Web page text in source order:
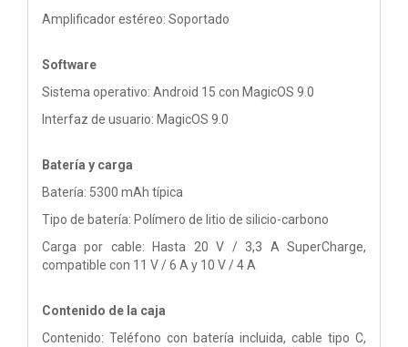
Amplificador estéreo: Soportado
Software
Sistema operativo: Android 15 con MagicOS 9.0
Interfaz de usuario: MagicOS 9.0
Batería y carga
Batería: 5300 mAh típica
Tipo de batería: Polímero de litio de silicio-carbono
Carga por cable: Hasta 20 V / 3,3 A SuperCharge,
compatible con 11 V / 6 A y 10 V / 4 A
Contenido de la caja
Contenido: Teléfono con batería incluida, cable tipo C,